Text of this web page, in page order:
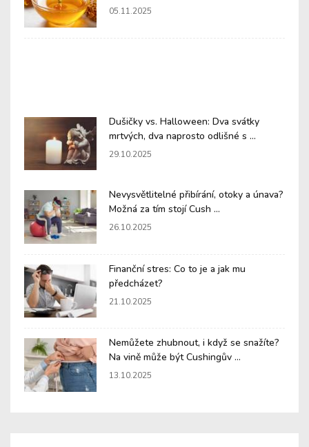
05.11.2025
Dušičky vs. Halloween: Dva svátky
mrtvých, dva naprosto odlišné s ...
29.10.2025
Nevysvětlitelné přibírání, otoky a únava?
Možná za tím stojí Cush ...
26.10.2025
Finanční stres: Co to je a jak mu
předcházet?
21.10.2025
Nemůžete zhubnout, i když se snažíte?
Na vině může být Cushingův ...
13.10.2025